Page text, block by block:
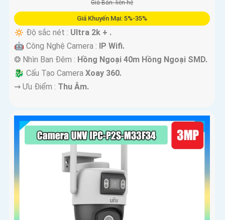
Giá Bán: liên hệ
Giá Khuyến Mại: 5%-35%
🔅 Độ sắc nét : Ultra 2k + .
🤖️ Công Nghệ Camera : IP Wifi.
❂ Nhìn Ban Đêm : Hồng Ngoại 40m Hồng Ngoại SMD.
🐉️ Cấu Tạo Camera Xoay 360.
️⇝ Ưu Điểm : Thu Âm.